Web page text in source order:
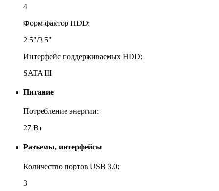
4
Форм-фактор HDD:
2.5"/3.5"
Интерфейс поддерживаемых HDD:
SATA III
Питание
Потребление энергии:
27 Вт
Разъемы, интерфейсы
Количество портов USB 3.0:
3